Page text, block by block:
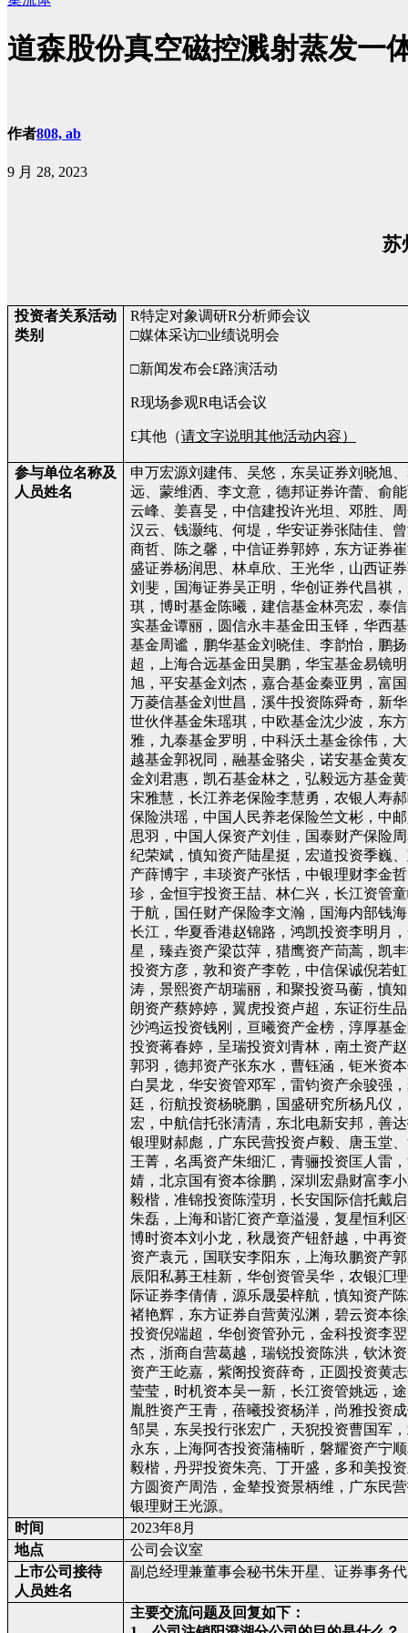
道森股份真空磁控溅射蒸发一
作者808, ab
9 月 28, 2023
苏
投资者关系活动
类别
R特定对象调研R分析师会议
□媒体采访□业绩说明会
□新闻发布会£路演活动
R现场参观R电话会议
£其他（请文字说明其他活动内容）
参与单位名称及
人员姓名
申万宏源刘建伟、吴悠，东吴证券刘晓旭
远、蒙维洒、李文意，德邦证券许蕾、俞
云峰、姜喜旻，中信建投许光坦、邓胜、
汉云、钱灏纯、何堤，华安证券张陆佳、
商哲、陈之馨，中信证券郭婷，东方证券
盛证券杨润思、林卓欣、王光华，山西证
刘斐，国海证券吴正明，华创证券代昌祺
琪，博时基金陈曦，建信基金林亮宏，泰
实基金谭丽，圆信永丰基金田玉铎，华西
基金周谧，鹏华基金刘晓佳、李韵怡，鹏
超，上海合远基金田昊鹏，华宝基金易镜
旭，平安基金刘杰，嘉合基金秦亚男，富
万菱信基金刘世昌，溪牛投资陈舜奇，新
世伙伴基金朱瑶琪，中欧基金沈少波，东
雅，九泰基金罗明，中科沃土基金徐伟，
越基金郭祝同，融基金骆尖，诺安基金黄
金刘君惠，凯石基金林之，弘毅远方基金
宋雅慧，长江养老保险李慧勇，农银人寿
保险洪瑶，中国人民养老保险竺文彬，中
思羽，中国人保资产刘佳，国泰财产保险
纪荣斌，慎知资产陆星挺，宏道投资季巍
产薛博宇，丰琰资产张恬，中银理财李金
珍，金恒宇投资王喆、林仁兴，长江资管
于航，国任财产保险李文瀚，国海内部钱
长江，华夏香港赵锦路，鸿凯投资李明月
星，臻垚资产梁苡萍，猎鹰资产茼蒿，凯
投资方彦，敦和资产李乾，中信保诚倪若
涛，景熙资产胡瑞丽，和聚投资马蘅，慎
朗资产蔡婷婷，翼虎投资卢超，东证衍生
沙鸿运投资钱刚，亘曦资产金榜，淳厚基
投资蒋春婷，呈瑞投资刘青林，南土资产
郭羽，德邦资产张东水，曹钰涵，钜米资
白昊龙，华安资管邓军，雷钧资产余骏强
廷，衍航投资杨晓鹏，国盛研究所杨凡仪
宏，中航信托张清清，东北电新安邦，善
银理财郝彪，广东民营投资卢毅、唐玉堂
王菁，名禹资产朱细汇，青骊投资匡人雷
婧，北京国有资本徐鹏，深圳宏鼎财富李
毅楷，准锦投资陈滢玥，长安国际信托戴
朱磊，上海和谐汇资产章溢漫，复星恒利
博时资本刘小龙，秋晟资产钮舒越，中再
资产袁元，国联安李阳东，上海玖鹏资产
辰阳私募王桂新，华创资管吴华，农银汇
际证券李倩倩，源乐晟晏梓航，慎知资产
褚艳辉，东方证券自营黄泓渊，碧云资本
投资倪端超，华创资管孙元，金科投资李
杰，浙商自营葛越，瑞锐投资陈洪，钦沐
资产王屹嘉，紫阁投资薛奇，正圆投资黄
莹莹，时机资本吴一新，长江资管姚远，
胤胜资产王青，蓓曦投资杨洋，尚雅投资
邹昊，东吴投行张宏广，天猊投资曹国军
永东，上海阿杏投资蒲楠昕，磐耀资产宁
毅楷，丹羿投资朱亮、丁开盛，多和美投
方圆资产周浩，金辇投资景柄维，广东民
银理财王光源。
时间
2023年8月
地点
公司会议室
上市公司接待
人员姓名
副总经理兼董事会秘书朱开星、证券事务
主要交流问题及回复如下：